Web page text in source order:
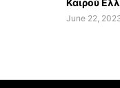
June 22,